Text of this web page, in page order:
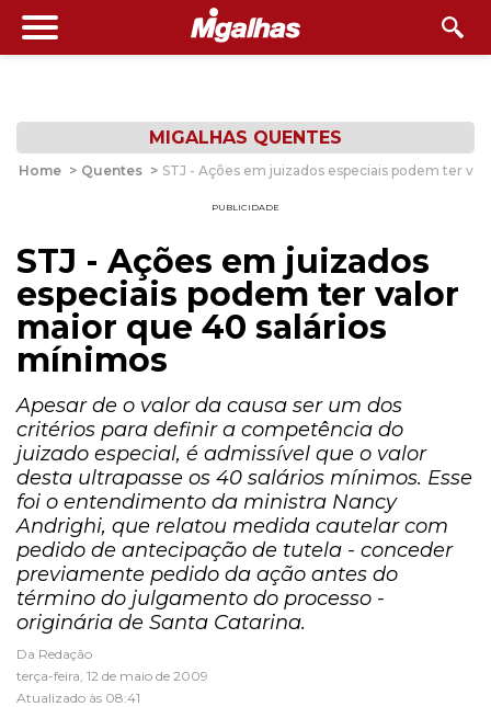
MIGALHAS QUENTES
Home > Quentes > STJ - Ações em juizados especiais podem ter
PUBLICIDADE
STJ - Ações em juizados
especiais podem ter valor
maior que 40 salários
mínimos
Apesar de o valor da causa ser um dos
critérios para definir a competência do
juizado especial, é admissível que o valor
desta ultrapasse os 40 salários mínimos. Esse
foi o entendimento da ministra Nancy
Andrighi, que relatou medida cautelar com
pedido de antecipação de tutela - conceder
previamente pedido da ação antes do
término do julgamento do processo -
originária de Santa Catarina.
Da Redação
terça-feira, 12 de maio de 2009
Atualizado às 08:41